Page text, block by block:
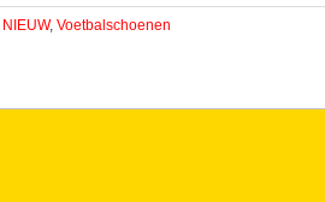
NIEUW, Voetbalschoenen